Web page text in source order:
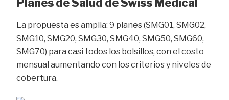
Planes de Salud de Swiss Medical
La propuesta es amplia: 9 planes (SMG01, SMG02,
SMG10, SMG20, SMG30, SMG40, SMG50, SMG60,
SMG70) para casi todos los bolsillos, con el costo
mensual aumentando con los criterios y niveles de
cobertura.